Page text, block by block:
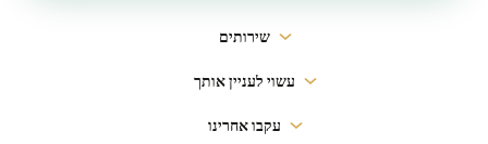
שירותים
עשוי לעניין אותך
עקבו אחרינו